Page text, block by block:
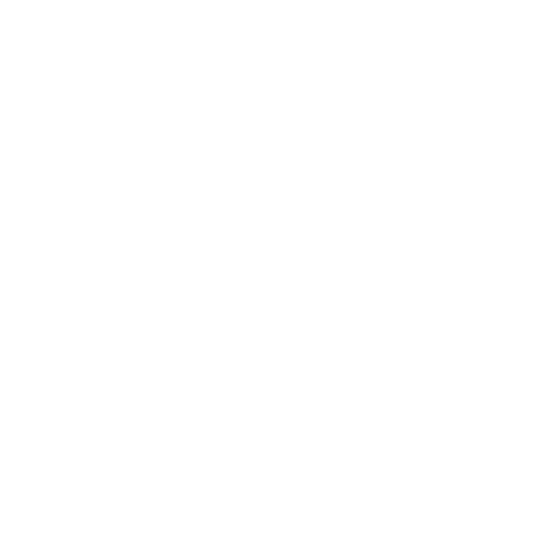
практически к ее полному сгоранию, обеспечивая
высокое качество конструкционных материалов
запуска при низких температурах (до -36 С) двигатель
машины осуществляется поворотом ключа.